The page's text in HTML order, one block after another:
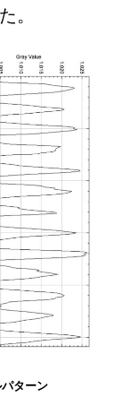
。
ターン